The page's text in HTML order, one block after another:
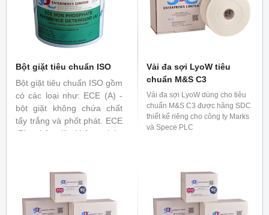
Bột giặt tiêu chuẩn ISO
Bột giặt tiêu chuẩn ISO gồm
có các loại như: ECE (A) -
bột giặt không chứa chất
tẩy trắng và phốt phát. ECE
(B) - bột giặt không chứa
không chứa chất tẩy trắng
và phốt phát IEC (B) - bột
giặt không chứa chất tẩy
trắng nhưng chứa phốt phát
Vải đa sợi LyoW tiêu
chuẩn M&S C3
Vải đa sợi LyoW dùng cho tiêu
chuẩn M&S C3 được hãng SDC
thiết kế riêng cho công ty Marks
và Spece PLC